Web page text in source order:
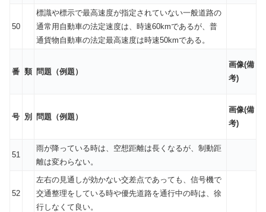
50
標識や標示で最高速度が指定されていない一般道路の
通常用自動車の法定速度は、時速60kmであるが、普
通貨物自動車の法定最高速度は時速50kmである。
番 類 問題（例題）
画像(備
考)
号 別 問題（例題）
画像(備
考)
51
雨が降っている時は、空想距離は長くなるが、制動距
離は変わらない。
52
左右の見通しが効かない交差点であっても、信号機で
交通整理をしている時や優先道路を通行中の時は、徐
行しなくて良い。